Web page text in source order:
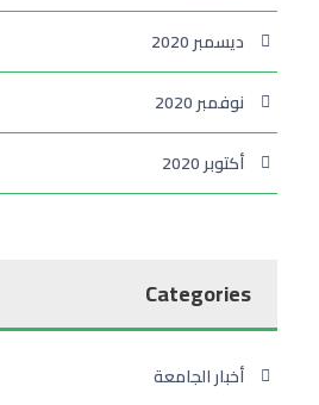
ديسمبر 2020
نوفمبر 2020
أكتوبر 2020
Categories
أخبار الجامعة